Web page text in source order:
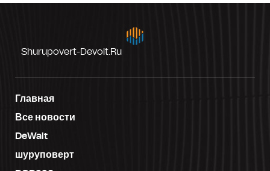
Shurupovert-Devolt.ru
Главная
Все новости
DeWalt
шуруповерт